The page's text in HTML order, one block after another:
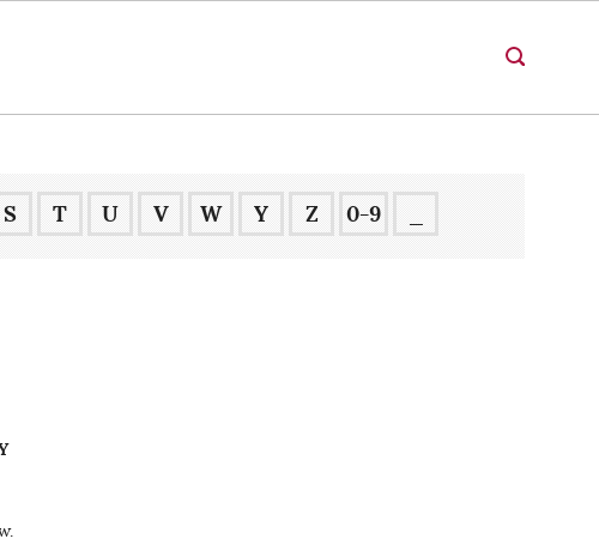
S T U V W Y Z 0-9